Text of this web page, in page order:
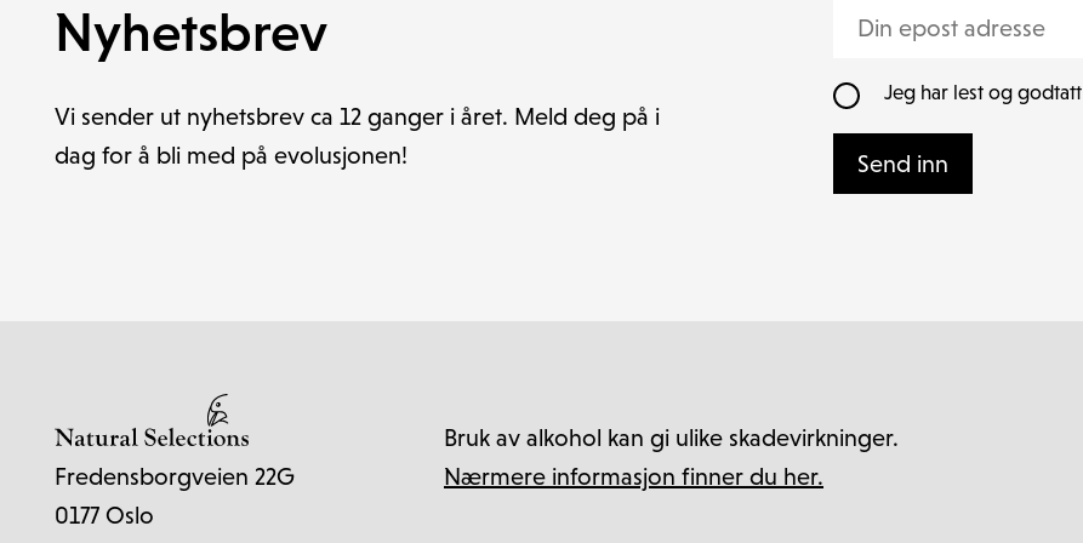
Nyhetsbrev
Vi sender ut nyhetsbrev ca 12 ganger i året. Meld deg på i
dag for å bli med på evolusjonen!
Jeg har lest og godtatt
Send inn
Fredensborgveien 22G
0177 Oslo
Bruk av alkohol kan gi ulike skadevirkninger.
Nærmere informasjon finner du her.